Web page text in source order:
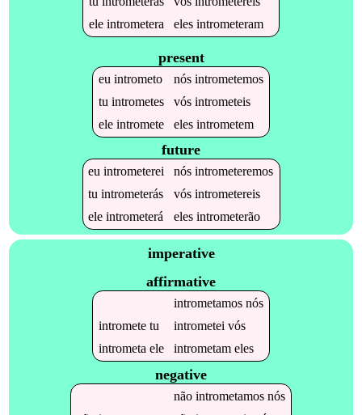
ele intrometera eles intrometeram
present
eu intrometo nós intrometemos
tu intrometes vós intrometeis
ele intromete eles intrometem
future
euintrometerei nósintrometeremos
tuintrometerás vósintrometereis
eleintrometerá elesintrometerão
imperative
affirmative
intrometamosnós
intrometetu intrometei vós
intrometa ele intrometameles
negative
não intrometamosnós